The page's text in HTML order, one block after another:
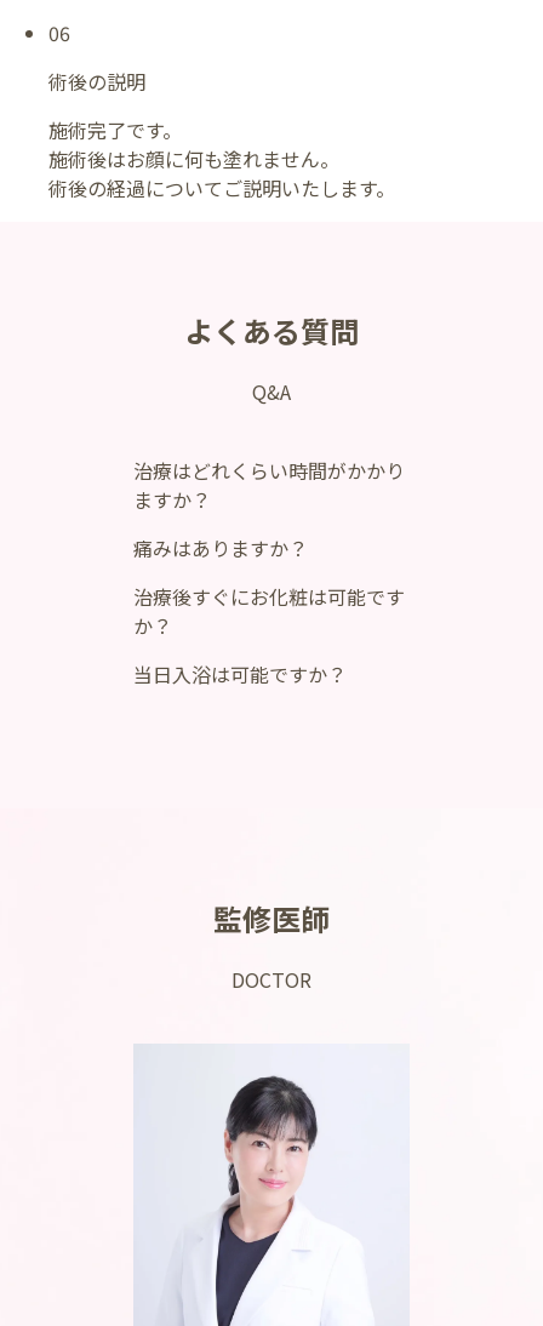
06
術後の説明
施術完了です。
施術後はお顔に何も塗れません。
術後の経過についてご説明いたします。
よくある質問
Q&A
治療はどれくらい時間がかかり
ますか？
痛みはありますか？
治療後すぐにお化粧は可能です
か？
当日入浴は可能ですか？
監修医師
DOCTOR